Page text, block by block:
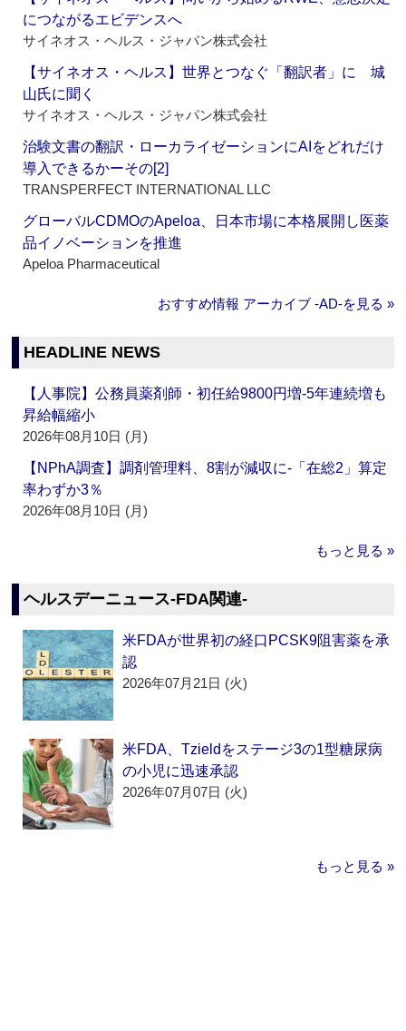
につながるエビデンスへ
サイネオス・ヘルス・ジャパン株式会社
【サイネオス・ヘルス】世界とつなぐ「翻訳者」に 城
山氏に聞く
サイネオス・ヘルス・ジャパン株式会社
治験文書の翻訳・ローカライゼーションにAIをどれだけ
導入できるかーその[2]
TRANSPERFECT INTERNATIONAL LLC
グローバルCDMOのApeloa、日本市場に本格展開し医薬
品イノベーションを推進
Apeloa Pharmaceutical
おすすめ情報 アーカイブ ‐AD‐を見る »
HEADLINE NEWS
【人事院】公務員薬剤師・初任給9800円増‐5年連続増も
昇給幅縮小
2026年08月10日 (月)
【NPhA調査】調剤管理料、8割が減収に‐「在総2」算定
率わずか3％
2026年08月10日 (月)
もっと見る »
ヘルスデーニュース‐FDA関連‐
米FDAが世界初の経口PCSK9阻害薬を承
認
2026年07月21日 (火)
米FDA、Tzieldをステージ3の1型糖尿病
の小児に迅速承認
2026年07月07日 (火)
もっと見る »